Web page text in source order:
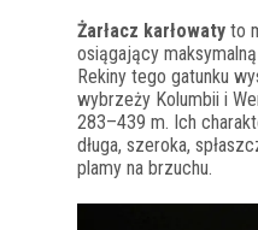
Żarłacz karłowaty to
osiągający
Rekiny tego gatunku
wybrzeży Kolumbii i
283–439 m. Ich
długa, szeroka,
plamy na brzuchu.